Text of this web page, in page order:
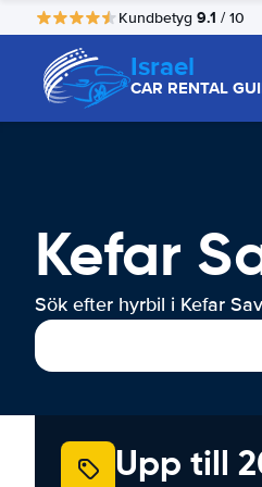
Kundbetyg 9.1 / 10
Israel
CAR RENTAL
Kefar
Sök efter hyrbil i Kefar
Upp till